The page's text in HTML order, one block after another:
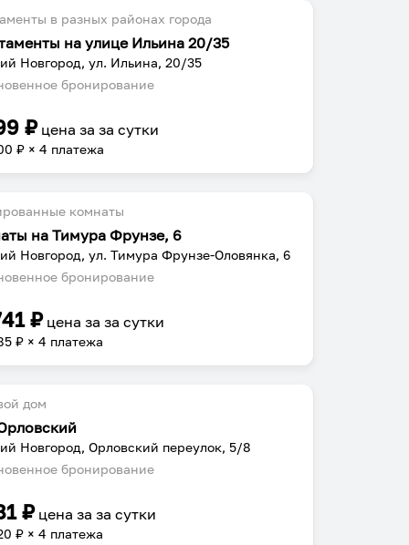
в разных районах города
на улице Ильина 20/35
Новгород, ул. Ильина, 20/35
бронирование
₽ цена заза сутки
₽ × 4 платежа
комнаты
на Тимура Фрунзе, 6
Новгород, ул. Тимура Фрунзе-Оловянка, 6
бронирование
₽ цена заза сутки
₽ × 4 платежа
дом
Новгород, Орловский переулок, 5/8
бронирование
₽ цена заза сутки
₽ × 4 платежа